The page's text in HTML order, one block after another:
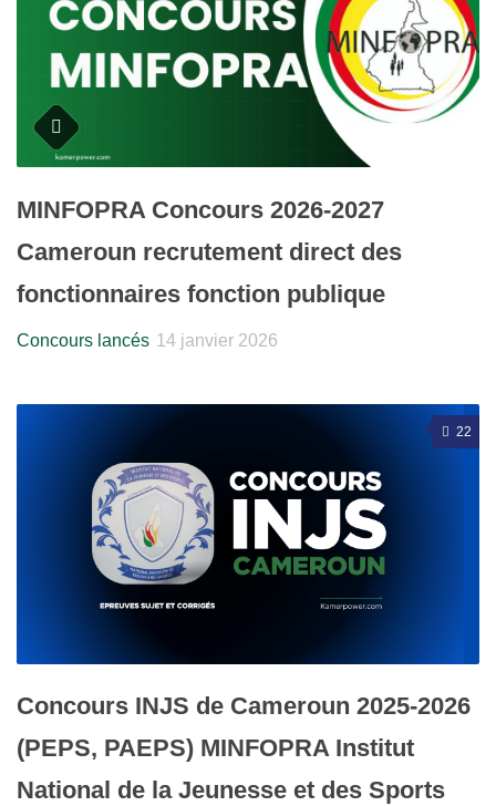
MINFOPRA Concours 2026-2027
Cameroun recrutement direct des
fonctionnaires fonction publique
Concours lancés 14 janvier 2026
22
Concours INJS de Cameroun 2025-2026
(PEPS, PAEPS) MINFOPRA Institut
National de la Jeunesse et des Sports